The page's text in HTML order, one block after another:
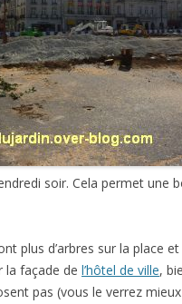
soir. Cela permet une
plus d’arbres sur la place
la façade de l’hôtel de ville,
pas (vous le verrez